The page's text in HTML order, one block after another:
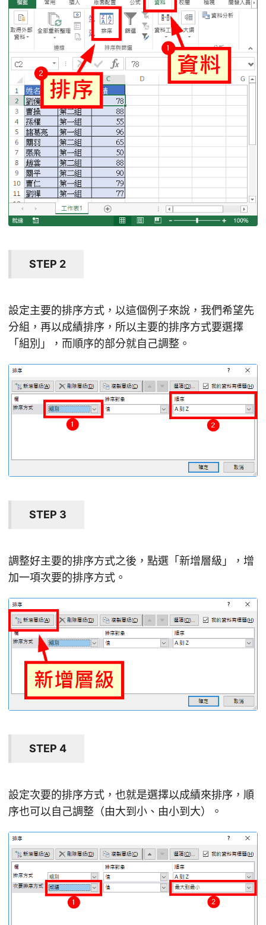
STEP 2
設定主要的排序方式，以這個例子來說，我們希望先
分組，再以成績排序，所以主要的排序方式要選擇
「組別」，而順序的部分就自己調整。
STEP 3
調整好主要的排序方式之後，點選「新增層級」，增
加一項次要的排序方式。
STEP 4
設定次要的排序方式，也就是選擇以成績來排序，順
序也可以自己調整（由大到小、由小到大）。